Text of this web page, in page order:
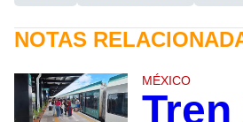
NOTAS
MÉXICO
Tren